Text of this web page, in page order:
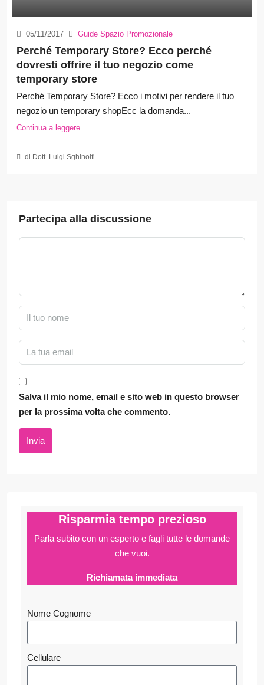
05/11/2017 Guide Spazio Promozionale
Perché Temporary Store? Ecco perché
dovresti offrire il tuo negozio come
temporary store
Perché Temporary Store? Ecco i motivi per rendere il tuo
negozio un temporary shopEcc la domanda...
Continua a leggere
di Dott. Luigi Sghinolfi
Partecipa alla discussione
Salva il mio nome, email e sito web in questo browser
per la prossima volta che commento.
Invia
Risparmia tempo prezioso
Parla subito con un esperto e fagli tutte le domande
che vuoi.
Richiamata immediata
Nome Cognome
Cellulare